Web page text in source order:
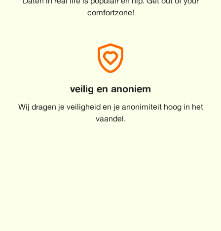
comfortzone!
veilig en anoniem
Wij dragen je veiligheid en je anonimiteit hoog in het
vaandel.